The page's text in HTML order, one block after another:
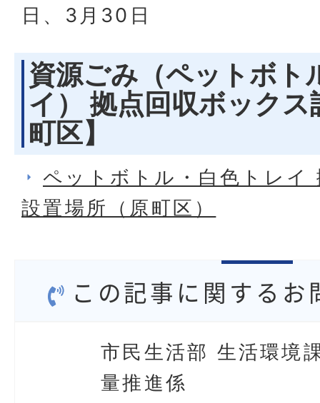
日、3月30日
資源ごみ（ペットボト
イ） 拠点回収ボックス
町区】
ペットボトル・白色トレイ
設置場所（原町区）
この記事に関するお
市民生活部 生活環境
量推進係